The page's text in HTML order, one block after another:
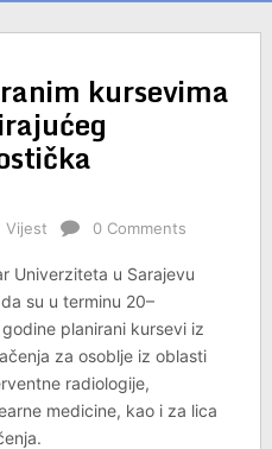
kursevima
Vijest 0 Comments
Univerziteta u Sarajevu
su u terminu 20–
planirani kursevi iz
za osoblje iz oblasti
radiologije,
medicine, kao i za lica